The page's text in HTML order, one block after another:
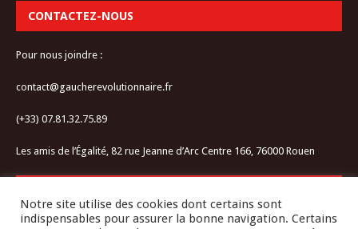
CONTACTEZ-NOUS
Pour nous joindre :
contact@gaucherevolutionnaire.fr
(+33) 07.81.32.75.89
Les amis de l’Égalité, 82 rue Jeanne d’Arc Centre 166, 76000 Rouen
Notre site utilise des cookies dont certains sont
indispensables pour assurer la bonne navigation. Certains